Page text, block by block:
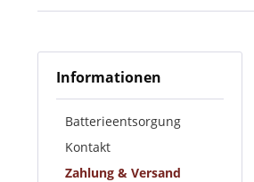
Informationen
Batterieentsorgung
Kontakt
Zahlung & Versand